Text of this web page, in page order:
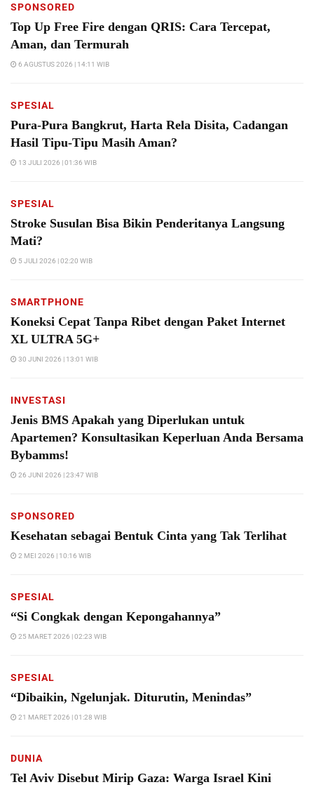
SPONSORED
Top Up Free Fire dengan QRIS: Cara Tercepat,
Aman, dan Termurah
6 AGUSTUS 2026 | 14:11 WIB
SPESIAL
Pura-Pura Bangkrut, Harta Rela Disita, Cadangan
Hasil Tipu-Tipu Masih Aman?
13 JULI 2026 | 01:36 WIB
SPESIAL
Stroke Susulan Bisa Bikin Penderitanya Langsung
Mati?
5 JULI 2026 | 02:20 WIB
SMARTPHONE
Koneksi Cepat Tanpa Ribet dengan Paket Internet
XL ULTRA 5G+
30 JUNI 2026 | 13:01 WIB
INVESTASI
Jenis BMS Apakah yang Diperlukan untuk
Apartemen? Konsultasikan Keperluan Anda Bersama
Bybamms!
26 JUNI 2026 | 23:47 WIB
SPONSORED
Kesehatan sebagai Bentuk Cinta yang Tak Terlihat
2 MEI 2026 | 10:16 WIB
SPESIAL
“Si Congkak dengan Kepongahannya”
25 MARET 2026 | 02:23 WIB
SPESIAL
“Dibaikin, Ngelunjak. Diturutin, Menindas”
21 MARET 2026 | 01:28 WIB
DUNIA
Tel Aviv Disebut Mirip Gaza: Warga Israel Kini